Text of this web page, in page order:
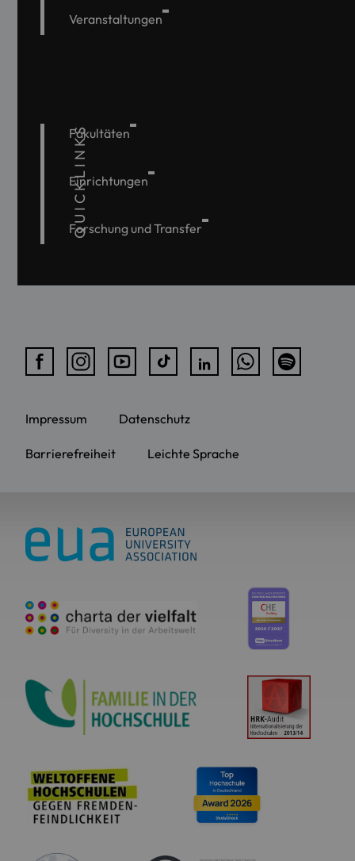
Veranstaltungen
QUICKLINKS
Fakultäten
Einrichtungen
Forschung und Transfer
Impressum Datenschutz
Barrierefreiheit Leichte Sprache